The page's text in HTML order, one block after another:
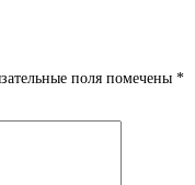
поля помечены *